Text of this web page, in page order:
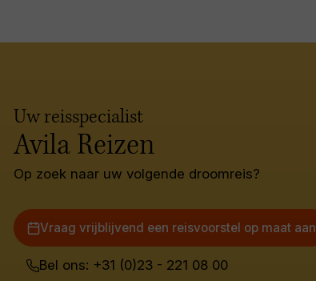
Uw reisspecialist
Avila Reizen
Op zoek naar uw volgende droomreis?
Vraag vrijblijvend een reisvoorstel op maat aan
Bel ons: +31 (0)23 - 221 08 00